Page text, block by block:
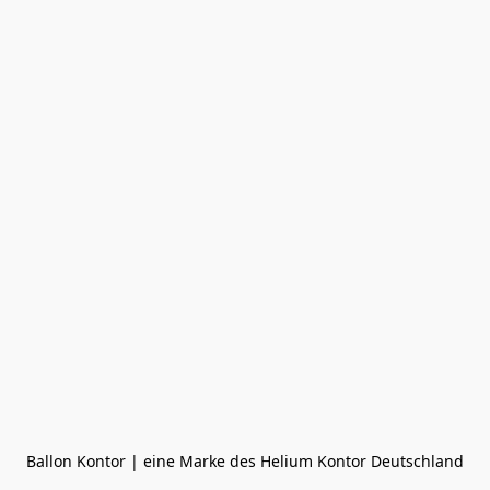
Ballon Kontor | eine Marke des Helium Kontor Deutschland